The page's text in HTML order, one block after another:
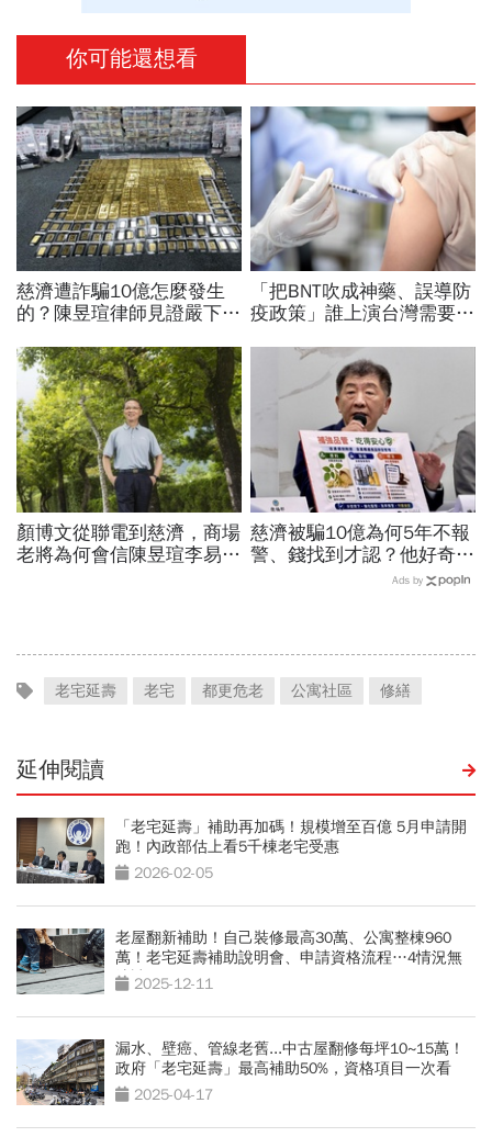
你可能還想看
慈濟遭詐騙10億怎麼發生
的？陳昱瑄律師見證嚴下跪
金，洗錢手法曝光…慈濟回
應了
「把BNT吹成神藥、誤導防
疫政策」誰上演台灣需要中
瑾：還防疫團隊一個公道
顏博文從聯電到慈濟，商場
老將為何會信陳昱瑄李易
慈濟被騙10億為何5年不報
警、錢找到才認？他好奇：
當年財報怎麼編…陳時中背
Ads by
老宅延壽 老宅 都更危老 公寓社區 修繕
延伸閱讀
「老宅延壽」補助再加碼！規模增至百億 5月申請開
跑！內政部估上看5千棟老宅受惠
2026-02-05
老屋翻新補助！自己裝修最高30萬、公寓整棟960
萬！老宅延壽補助說明會、申請資格流程…4情況無
法請2025-12-11
漏水、壁癌、管線老舊...中古屋翻修每坪10~15萬！
政府「老宅延壽」最高補助50%，資格項目一次看
2025-04-17